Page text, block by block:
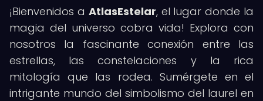
¡Bienvenidos a AtlasEstelar, el lugar donde la
magia del universo cobra vida! Explora con
nosotros la fascinante conexión entre las
estrellas, las constelaciones y la rica
mitología que las rodea. Sumérgete en el
intrigante mundo del simbolismo del laurel en